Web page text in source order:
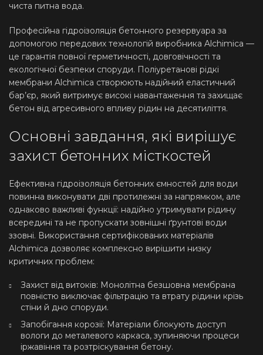
чиста питна вода.
Професійна гідроізоляція бетонного резервуара за
допомогою передових технологій виробника Alchimica —
це гарантія повної герметичності, довговічності та
екологічної безпеки споруди. Поліуретанові рідкі
мембрани Alchimica створюють надійний еластичний
бар’єр, який витримує високі навантаження та захищає
бетон від агресивного впливу рідин на десятиліття.
Основні завдання, які вирішує
захист бетонних місткостей
Ефективна гідроізоляція бетонних ємностей для води
повинна виконувати дві протилежні за напрямком, але
однаково важливі функції: надійно утримувати рідину
всередині та не пропускати зовнішні ґрунтові води
ззовні. Використання сертифікованих матеріалів
Alchimica дозволяє комплексно вирішити низку
критичних проблем:
Захист від витоків: Монолітна безшовна мембрана
повністю виключає фільтрацію та втрату рідини крізь
стіни й дно споруди.
Запобігання корозії: Матеріали блокують доступ
вологи до металевого каркаса, зупиняючи процеси
іржавіння та розтріскування бетону.